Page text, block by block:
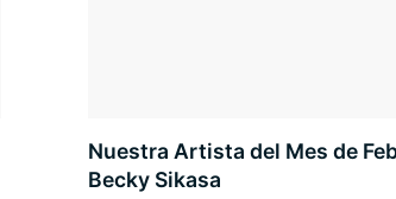
Nuestra Artista del Mes de
Becky Sikasa